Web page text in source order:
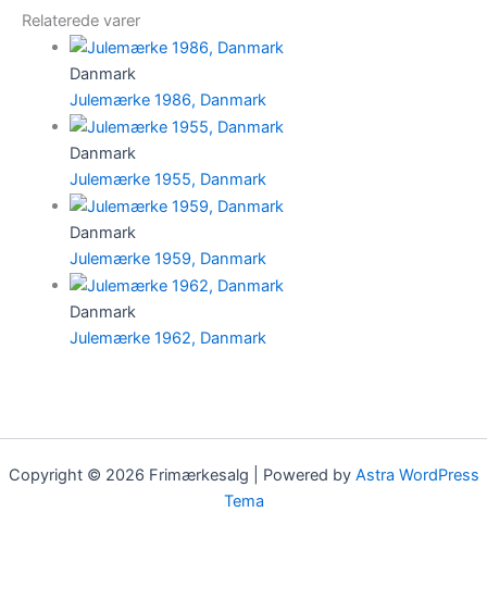
Relaterede varer
Danmark
Julemærke 1986, Danmark
Danmark
Julemærke 1955, Danmark
Danmark
Julemærke 1959, Danmark
Danmark
Julemærke 1962, Danmark
Copyright © 2026 Frimærkesalg | Powered by Astra WordPress
Tema